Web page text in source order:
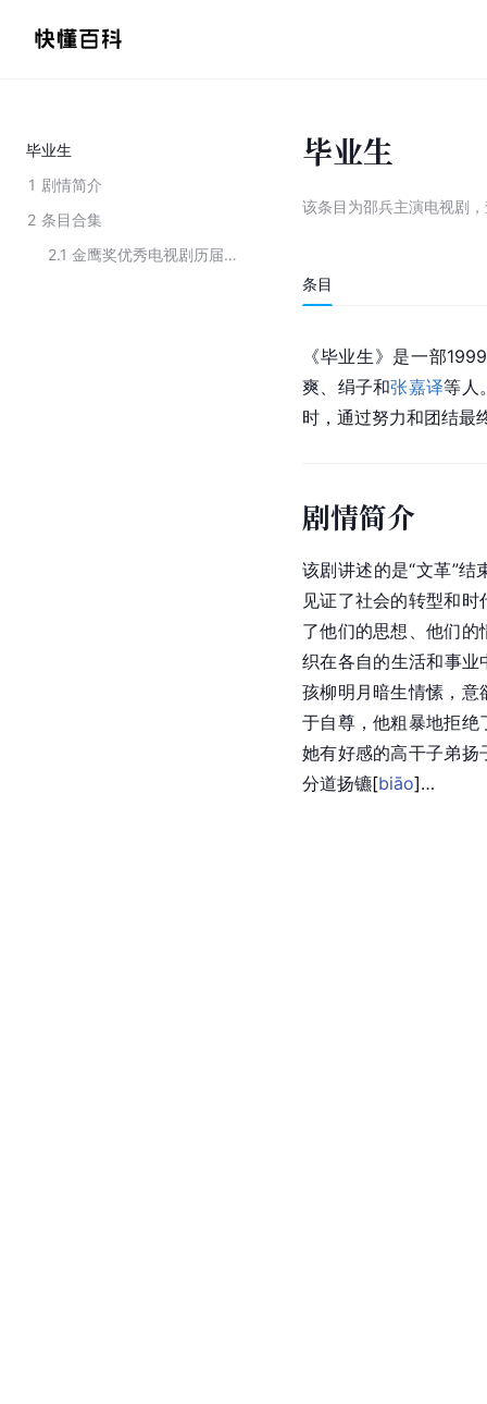
毕业生
1 剧情简介
2 条目合集
2.1
金鹰奖优秀电视剧历届获奖作品
毕业生
该条目为邵兵主演电视剧 ，
条目
《毕业生》是一部
爽 、绢子和张嘉译等人
时，通过努力和团结最
剧情简介
该剧讲述的是“文革”
见证了社会的转型和
了他们的思想、他们
织在各自的生活和事
孩柳明月暗生情愫，意
于自尊，他粗暴地拒绝
她有好感的高干子弟扬
分道扬镳[biāo]…